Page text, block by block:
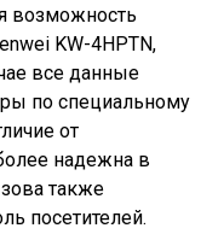
возможность
KW-4HPTN,
все данные
по специальному
от
надежна в
также
посетителей.